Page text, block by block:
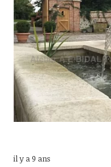
il y a 9 ans